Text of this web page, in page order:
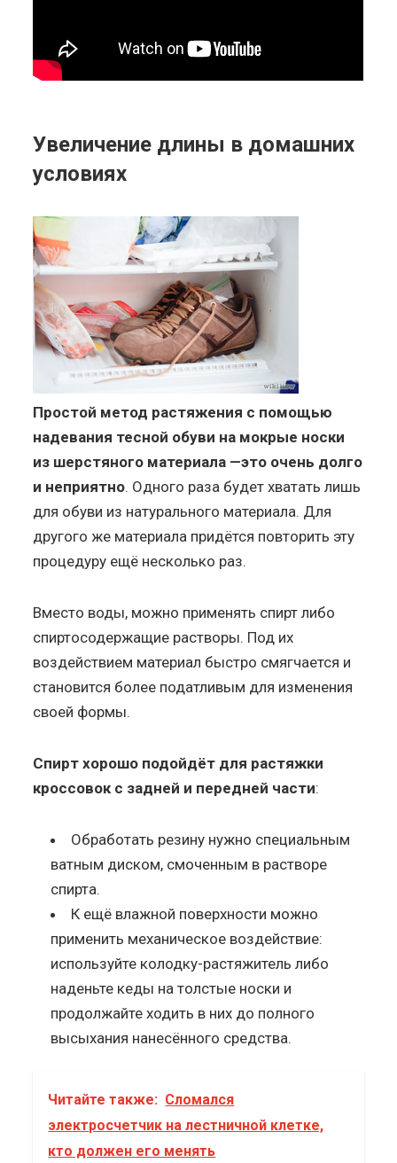
Увеличение длины в домашних
условиях
Простой метод растяжения с помощью
надевания тесной обуви на мокрые носки
из шерстяного материала —это очень долго
и неприятно. Одного раза будет хватать лишь
для обуви из натурального материала. Для
другого же материала придётся повторить эту
процедуру ещё несколько раз.
Вместо воды, можно применять спирт либо
спиртосодержащие растворы. Под их
воздействием материал быстро смягчается и
становится более податливым для изменения
своей формы.
Спирт хорошо подойдёт для растяжки
кроссовок с задней и передней части:
Обработать резину нужно специальным
ватным диском, смоченным в растворе
спирта.
К ещё влажной поверхности можно
применить механическое воздействие:
используйте колодку-растяжитель либо
наденьте кеды на толстые носки и
продолжайте ходить в них до полного
высыхания нанесённого средства.
Читайте также: Сломался
электросчетчик на лестничной клетке,
кто должен его менять